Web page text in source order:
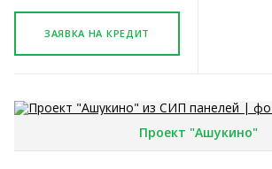
ЗАЯВКА НА КРЕДИТ
Проект "Ашукино"